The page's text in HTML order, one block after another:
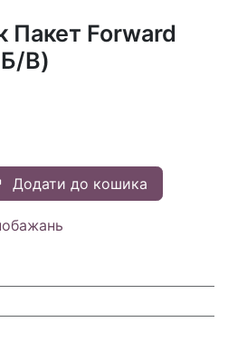
Пакет Forward
В)
Додати до кошика